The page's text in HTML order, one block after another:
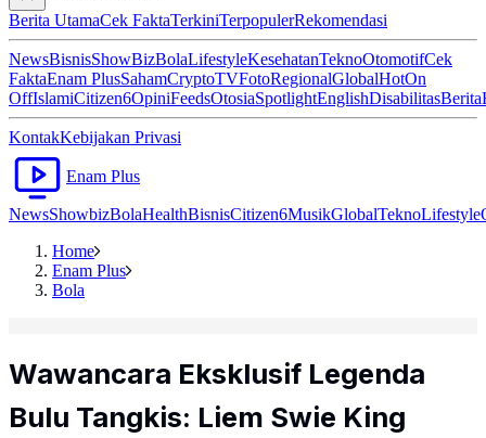
Berita UtamaCek FaktaTerkiniTerpopulerRekomendasi
NewsBisnisShowBizBolaLifestyleKesehatanTeknoOtomotifCek
FaktaEnam PlusSahamCryptoTVFotoRegionalGlobalHotOn
OffIslamiCitizen6OpiniFeedsOtosiaSpotlightEnglishDisabilitasBerita
KontakKebijakan Privasi
Enam Plus
NewsShowbizBolaHealthBisnisCitizen6MusikGlobalTeknoLifestyle
Home
Enam Plus
Bola
Wawancara Eksklusif Legenda
Bulu Tangkis: Liem Swie King